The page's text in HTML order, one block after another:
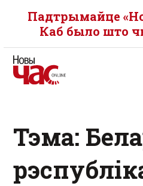
Падтрымайце
Каб было што
Тэма: